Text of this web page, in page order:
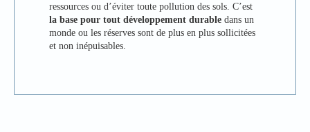
ressources ou d’éviter toute pollution des sols. C’est
la base pour tout développement durable dans un
monde ou les réserves sont de plus en plus sollicitées
et non inépuisables.